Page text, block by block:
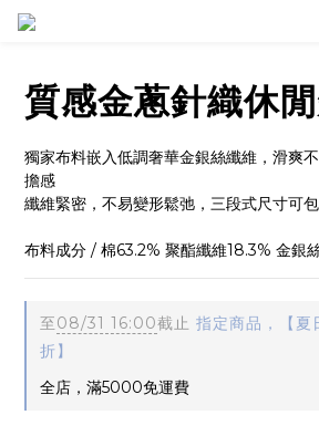
質感金蔥針織休
獨家布料嵌入低調奢華金銀絲纖維，滑爽
擔感
纖維緊密，不易變形鬆弛，三段式尺寸可
布料成分 / 棉63.2% 聚酯纖維18.3% 金銀
至08/31 16:00截止 指定商品，【
折】
全店，滿5000免運費